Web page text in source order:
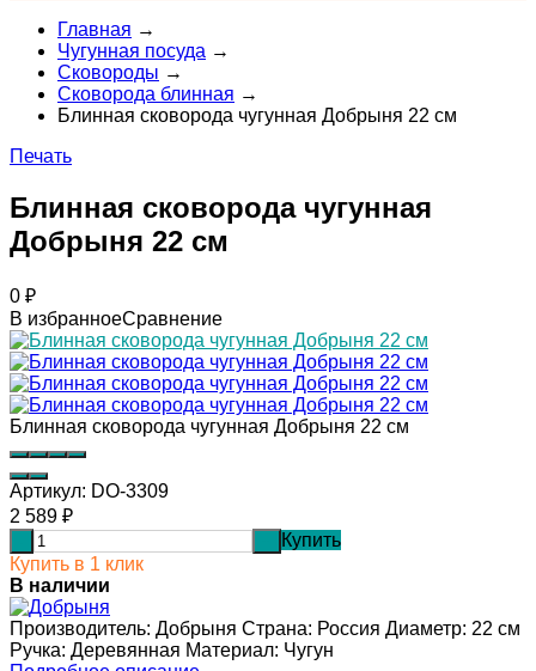
Главная →
Чугунная посуда →
Сковороды →
Сковорода блинная →
Блинная сковорода чугунная Добрыня 22 см
Печать
Блинная сковорода чугунная
Добрыня 22 см
0 ₽
В избранноеСравнение
Блинная сковорода чугунная Добрыня 22 см
Артикул: DO-3309
2 589 ₽
Купить
Купить в 1 клик
В наличии
Производитель: Добрыня Страна: Россия Диаметр: 22 см
Ручка: Деревянная Материал: Чугун